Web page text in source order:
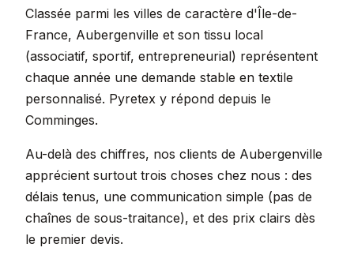
Classée parmi les villes de caractère d'Île-de-
France, Aubergenville et son tissu local
(associatif, sportif, entrepreneurial) représentent
chaque année une demande stable en textile
personnalisé. Pyretex y répond depuis le
Comminges.
Au-delà des chiffres, nos clients de Aubergenville
apprécient surtout trois choses chez nous : des
délais tenus, une communication simple (pas de
chaînes de sous-traitance), et des prix clairs dès
le premier devis.